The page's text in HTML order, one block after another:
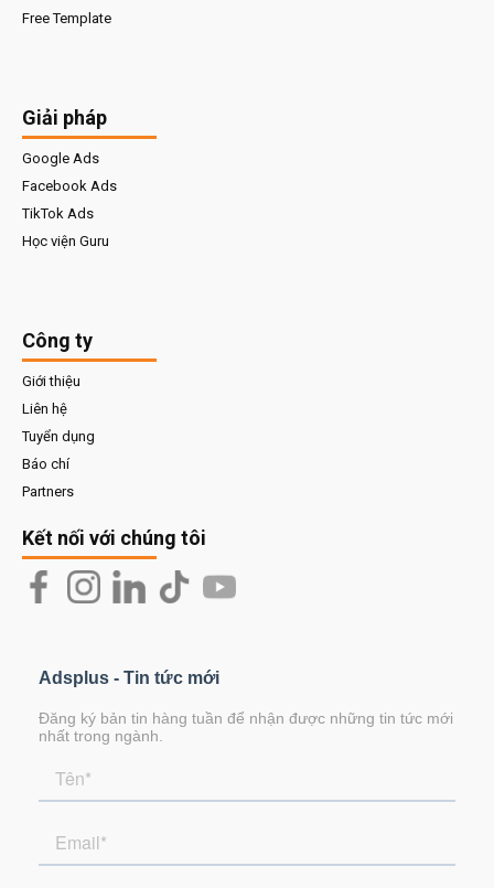
Free Template
Giải pháp
Google Ads
Facebook Ads
TikTok Ads
Học viện Guru
Công ty
Giới thiệu
Liên hệ
Tuyển dụng
Báo chí
Partners
Kết nối với chúng tôi